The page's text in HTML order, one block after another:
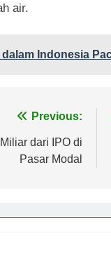
air.
Indonesia
Previous:
dari IPO di
Pasar Modal